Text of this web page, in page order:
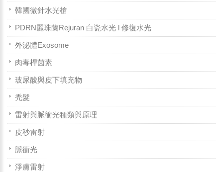
韓國微針水光槍
PDRN麗珠蘭Rejuran 白瓷水光 l 修復水光
外泌體Exosome
肉毒桿菌素
玻尿酸與皮下填充物
禿髮
雷射與脈衝光種類與原理
皮秒雷射
脈衝光
淨膚雷射